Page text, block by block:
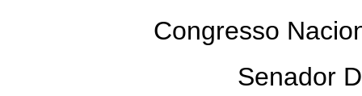
Congresso
Senador